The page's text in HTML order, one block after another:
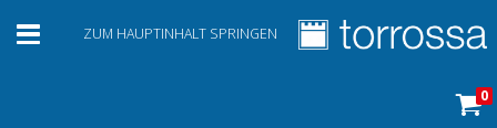
ZUM HAUPTINHALT SPRINGEN
0